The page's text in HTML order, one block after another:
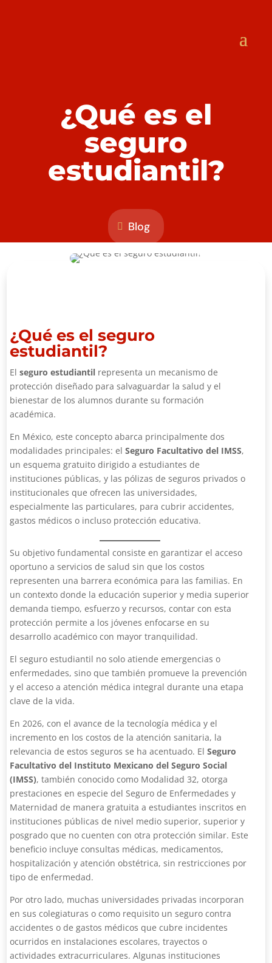
¿Qué es el
seguro
estudiantil?
 Blog
¿Qué es el seguro
estudiantil?
Elseguro estudiantil representa un mecanismo de
protección diseñado para salvaguardar la salud y el
bienestar de los alumnos durante su formación
académica.
En México, este concepto abarca principalmente dos
modalidades principales: elSeguro Facultativo del IMSS,
un esquema gratuito dirigido a estudiantes de
instituciones públicas, y las pólizas de seguros privados o
institucionales que ofrecen las universidades,
especialmente las particulares, para cubrir accidentes,
gastos médicos o incluso protección educativa.
Su objetivo fundamental consiste en garantizar el acceso
oportuno a servicios de salud sin que los costos
representen una barrera económica para las familias. En
un contexto donde la educación superior y media superior
demanda tiempo, esfuerzo y recursos, contar con esta
protección permite a los jóvenes enfocarse en su
desarrollo académico con mayor tranquilidad.
El seguro estudiantil no solo atiende emergencias o
enfermedades, sino que también promueve la prevención
y el acceso a atención médica integral durante una etapa
clave de la vida.
En 2026, con el avance de la tecnología médica y el
incremento en los costos de la atención sanitaria, la
relevancia de estos seguros se ha acentuado. ElSeguro
Facultativo del Instituto Mexicano del Seguro Social
(IMSS), también conocido como Modalidad 32, otorga
prestaciones en especie del Seguro de Enfermedades y
Maternidad de manera gratuita a estudiantes inscritos en
instituciones públicas de nivel medio superior, superior y
posgrado que no cuenten con otra protección similar. Este
beneficio incluye consultas médicas, medicamentos,
hospitalización y atención obstétrica, sin restricciones por
tipo de enfermedad.
Por otro lado, muchas universidades privadas incorporan
en sus colegiaturas o como requisito un seguro contra
accidentes o de gastos médicos que cubre incidentes
ocurridos en instalaciones escolares, trayectos o
actividades extracurriculares. Algunas instituciones